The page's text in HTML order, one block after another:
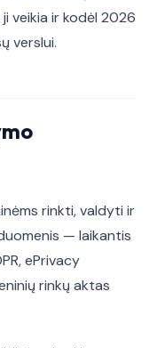
veikia ir kodėl 2026
verslui.
rinkti, valdyti ir
— laikantis
ePrivacy
rinkų aktas